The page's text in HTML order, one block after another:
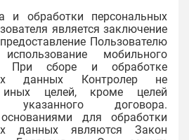
и обработки персональных
является заключение
Пользователю
мобильного
При сборе и обработке
данных Контролер не
иных целей, кроме целей
указанного договора.
для обработки
данных являются Закон